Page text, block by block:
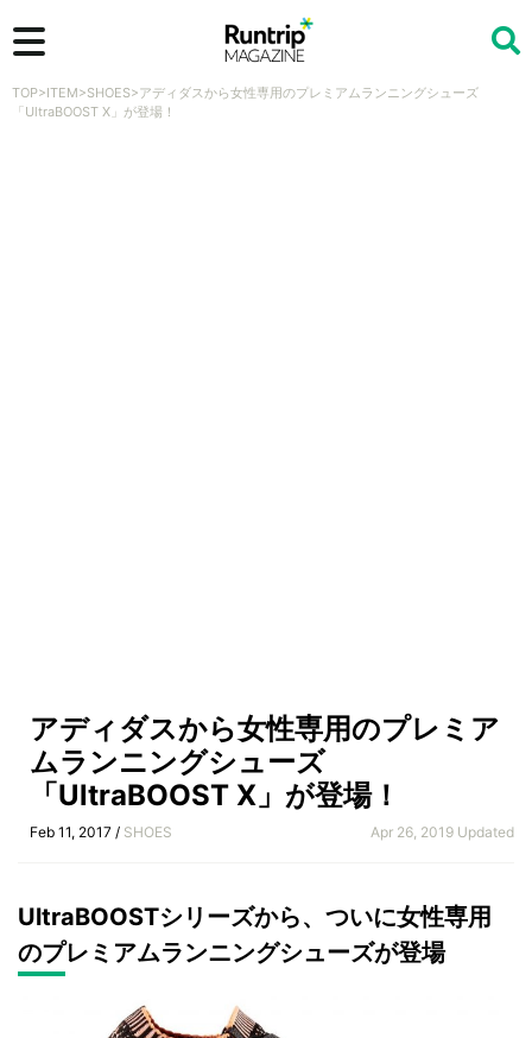
TOP>ITEM>SHOES>アディダスから女性専用のプレミアムランニングシューズ
「UltraBOOST X」が登場！
アディダスから女性専用のプレミア
ムランニングシューズ
「UltraBOOST X」が登場！
Feb 11, 2017 / SHOES Apr 26, 2019 Updated
UltraBOOSTシリーズから、ついに女性専用
のプレミアムランニングシューズが登場